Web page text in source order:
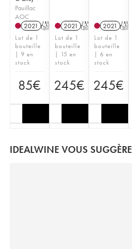
Pauillac
AOC
2021 T
Lot de 1
bouteille
| 9 en
stock
85€
2021 T
Lot de 1
bouteille
| 15 en
stock
245€
2021 T
Lot de 1
bouteille
| 6 en
stock
245€
IDEALWINE VOUS SUGGÈRE